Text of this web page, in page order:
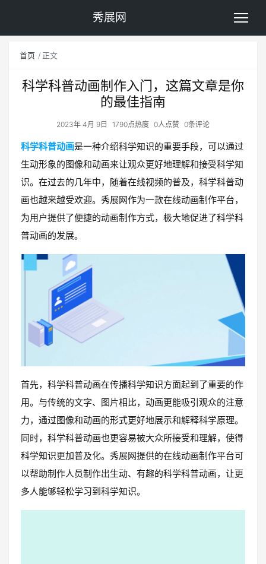
秀展网
首页 正文
科学科普动画制作入门，这篇文章是你
的最佳指南
2023年 4月 9日 1790点热度 0人点赞 0条评论
科学科普动画是一种介绍科学知识的重要手段，可以通过
生动形象的图像和动画来让观众更好地理解和接受科学知
识。在过去的几年中，随着在线视频的普及，科学科普动
画也越来越受欢迎。秀展网作为一款在线动画制作平台，
为用户提供了便捷的动画制作方式，极大地促进了科学科
普动画的发展。
首先，科学科普动画在传播科学知识方面起到了重要的作
用。与传统的文字、图片相比，动画更能吸引观众的注意
力，通过图像和动画的形式更好地展示和解释科学原理。
同时，科学科普动画也更容易被大众所接受和理解，使得
科学知识更加普及化。秀展网提供的在线动画制作平台可
以帮助制作人员制作出生动、有趣的科学科普动画，让更
多人能够轻松学习到科学知识。